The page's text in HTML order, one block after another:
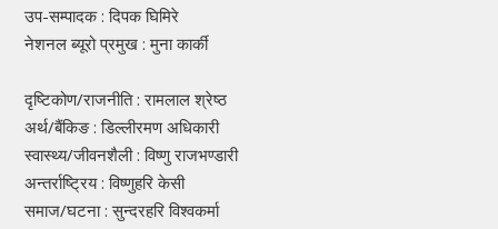
उप-सम्पादक : दिपक घिमिरे
नेशनल ब्यूरो प्रमुख : मुना कार्की
दृष्टिकोण/राजनीति : रामलाल श्रेष्ठ
अर्थ/बैंकिङ : डिल्लीरमण अधिकारी
स्वास्थ्य/जीवनशैली : विष्णु राजभण्डारी
अन्तर्राष्ट्रिय : विष्णुहरि केसी
समाज/घटना : सुन्दरहरि विश्वकर्मा